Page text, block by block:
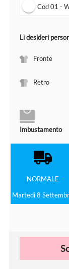
Cod 01 -
Li desideri
Fronte
Retro
Imbustamento
NORMALE
Martedì 8